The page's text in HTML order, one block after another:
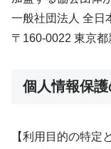
一般社団法人 全日
〒160-0022 東京
個人情報保
【利用目的の特定